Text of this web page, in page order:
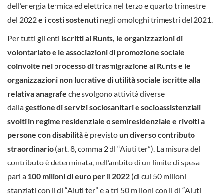
dell’energia termica ed elettrica nel terzo e quarto trimestre
del 2022e i costi sostenuti negli omologhi trimestri del 2021.
Per tutti gli enti iscritti al Runts, le organizzazioni di
volontariato e le associazioni di promozione sociale
coinvolte nel processo di trasmigrazione al Runts e le
organizzazioni non lucrative di utilità sociale iscritte alla
relativa anagrafe che svolgono attività diverse
dallagestione di servizi sociosanitari e socioassistenziali
svolti in regime residenziale o semiresidenziale e rivolti a
persone con disabilitàè previsto un diverso contributo
straordinario (art. 8, comma 2 dl “Aiuti ter”). La misura del
contributo è determinata, nell’ambito di un limite di spesa
pari a 100 milioni di euro per il 2022 (di cui 50 milioni
stanziati con il dl “Aiuti ter” e altri 50 milioni con il dl “Aiuti